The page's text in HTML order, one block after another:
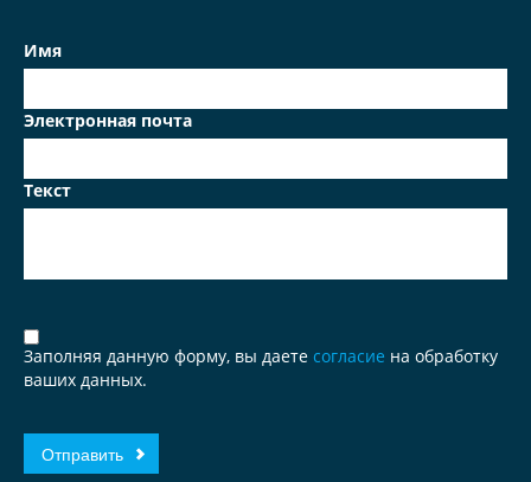
Имя
Электронная почта
Текст
Заполняя данную форму, вы даете согласие на обработку
ваших данных.